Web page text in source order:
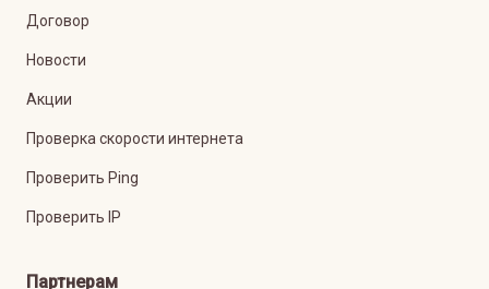
Договор
Новости
Акции
Проверка скорости интернета
Проверить Ping
Проверить IP
Партнерам